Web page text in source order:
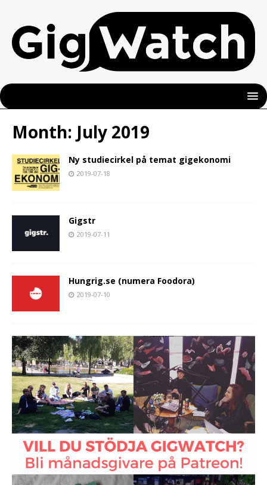
Month: July 2019
Ny studiecirkel på temat gigekonomi
2019-07-18
Gigstr
2019-07-11
Hungrig.se (numera Foodora)
2019-07-10